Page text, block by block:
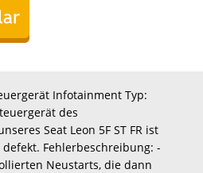
Infotainment Typ:
des
Seat Leon 5F ST FR ist
Fehlerbeschreibung: -
Neustarts, die dann